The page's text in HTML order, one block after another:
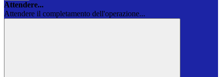
Attendere...
Attendere il completamento dell'operazione...